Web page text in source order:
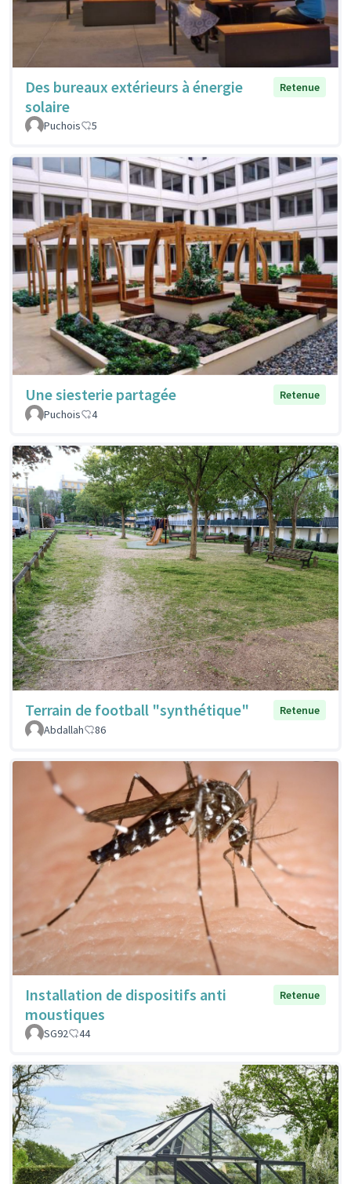
Des bureaux extérieurs à énergie
solaire
Retenue
Puchois 5
Une siesterie partagée
Retenue
Puchois
4
Terrain de football "synthétique"
Retenue
Abdallah
86
Installation de dispositifs anti
moustiques
Retenue
SG92 44